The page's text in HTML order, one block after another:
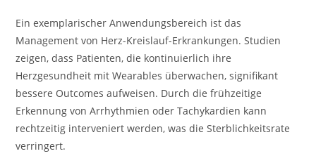
Ein exemplarischer Anwendungsbereich ist das
Management von Herz-Kreislauf-Erkrankungen. Studien
zeigen, dass Patienten, die kontinuierlich ihre
Herzgesundheit mit Wearables überwachen, signifikant
bessere Outcomes aufweisen. Durch die frühzeitige
Erkennung von Arrhythmien oder Tachykardien kann
rechtzeitig interveniert werden, was die Sterblichkeitsrate
verringert.